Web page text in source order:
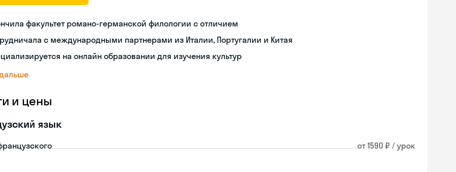
факультет романо-германской филологии с отличием
с международными партнерами из Италии, Португалии и Китая
на онлайн образовании для изучения культур
и цены
язык
от 1590 ₽ / урок